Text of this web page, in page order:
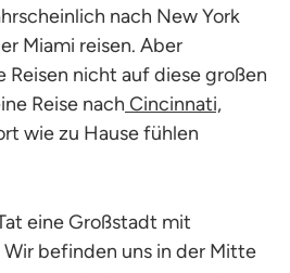
nach New York
Miami reisen. Aber
Reisen nicht auf diese großen
Reise nach Cincinnati,
wie zu Hause fühlen
eine Großstadt mit
befinden uns in der Mitte